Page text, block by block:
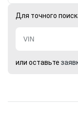
Для точного
или оставьте